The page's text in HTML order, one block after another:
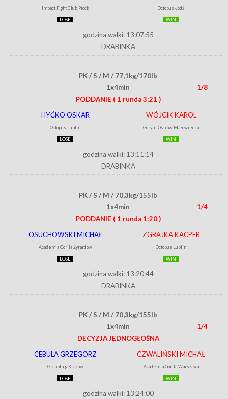
Impact Fight Club Płock
LOSE
Octopus Łódź
WIN
godzina walki: 13:07:55
DRABINKA
PK / S / M / 77,1kg/170lb
1x4min
1/8
PODDANIE ( 1 runda 3:21 )
HYĆKO OSKAR
Octopus Lublin
LOSE
WÓJCIK KAROL
Goryle Ostrów Mazowiecka
WIN
godzina walki: 13:11:14
DRABINKA
PK / S / M / 70,3kg/155lb
1x4min
1/4
PODDANIE ( 1 runda 1:20 )
OSUCHOWSKI MICHAŁ
Academia Gorila Żyrardów
LOSE
ZGRAJKA KACPER
Octopus Lublin
WIN
godzina walki: 13:20:44
DRABINKA
PK / S / M / 70,3kg/155lb
1x4min
1/4
DECYZJA JEDNOGŁOŚNA
CEBULA GRZEGORZ
Grappling Kraków
LOSE
CZWALIŃSKI MICHAŁ
Academia Gorila Warszawa
WIN
godzina walki: 13:24:00